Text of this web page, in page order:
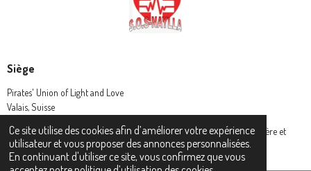
Ce site utilise des cookies afin d’améliorer votre expérience
utilisateur et vous proposer des annonces personnalisées.
En continuant d'utiliser ce site, vous confirmez que vous
Siège
Pirates' Union of Light and Love
Valais, Suisse
© 2024 Pirates' Union of Light and Love - L' Union des Pirates de lumière et
amour (P.U.L.L.)